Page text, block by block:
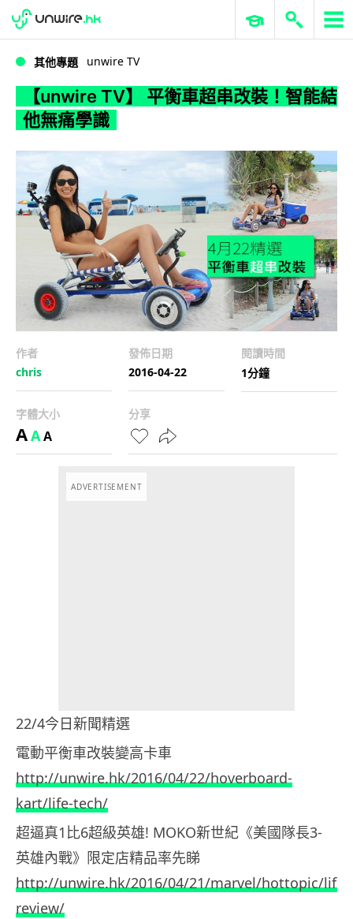
WWDC 2026 ERP 與商業 AI
其他專題 unwire TV
【unwire TV】 平衡車超串改裝！智能結
他無痛學識
作者
chris
發佈日期
2016-04-22
閱讀時間
1分鐘
字體大小
AAA
分享
ADVERTISEMENT
22/4今日新聞精選
電動平衡車改裝變高卡車
http://unwire.hk/2016/04/22/hoverboard-
kart/life-tech/
超逼真1比6超級英雄! MOKO新世紀《美國隊長3-
英雄內戰》限定店精品率先睇
http://unwire.hk/2016/04/21/marvel/hottopic/
review/